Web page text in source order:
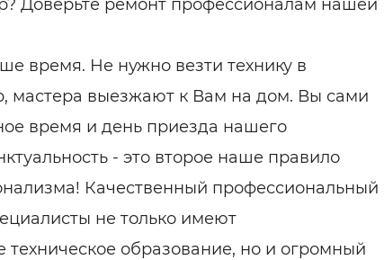
Доверьте ремонт профессионалам нашей
время. Не нужно везти технику в
мастера выезжают к Вам на дом. Вы сами
время и день приезда нашего
- это второе наше правило
Качественный профессиональный
не только имеют
техническое образование, но и огромный